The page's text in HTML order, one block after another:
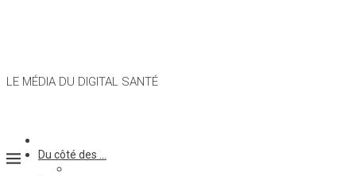
LE MÉDIA DU DIGITAL SANTÉ
Du côté des …